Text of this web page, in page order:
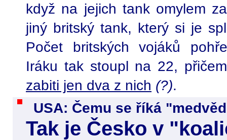
když na jejich tank omylem
jiný britský tank, který si je
Počet britských vojáků
Iráku tak stoupl na 22,
zabiti jen dva z nich (?).
USA: Čemu se říká
Tak je Česko v